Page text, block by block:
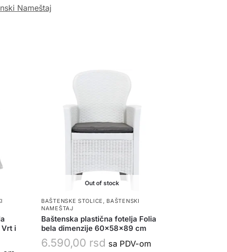
Nameštaj
i
Out of stock
BAŠTENSKE STOLICE , BAŠTENSKI
NAMEŠTAJ
Baštenska plastična fotelja Folia
bela dimenzije 60x58x89 cm
6.590,00 rsd sa PDV-om